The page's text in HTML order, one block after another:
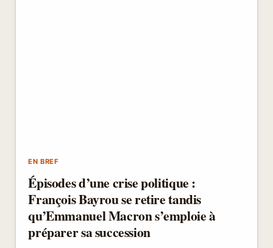
EN BREF
Épisodes d’une crise politique :
François Bayrou se retire tandis
qu’Emmanuel Macron s’emploie à
préparer sa succession